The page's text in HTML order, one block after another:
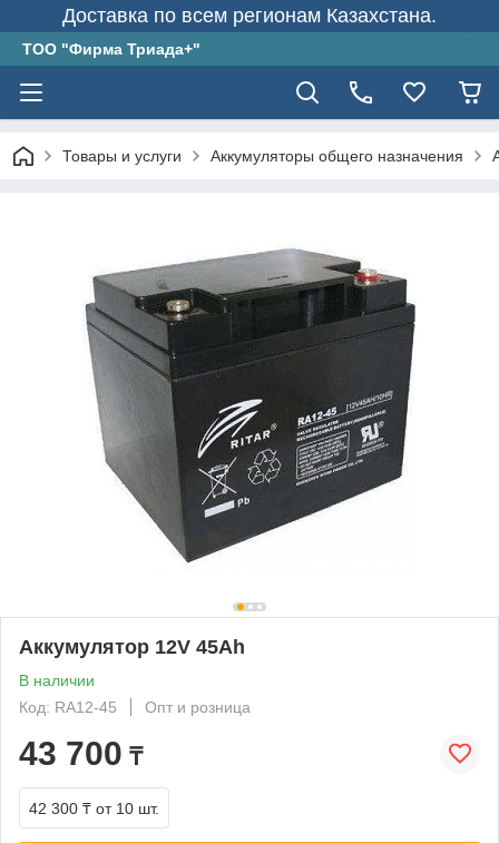
Доставка по всем регионам Казахстана.
ТОО "Фирма Триада+"
Товары и услуги Аккумуляторы общего назначения
Аккумулятор 12V 45Ah
В наличии
Код: RA12-45
Опт и розница
43 700 ₸
42 300 ₸ от 10 шт.